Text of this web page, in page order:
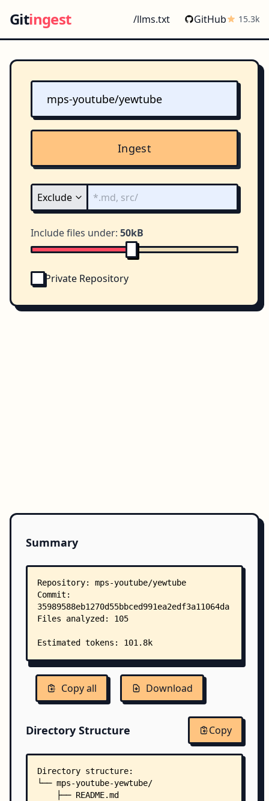
Gitingest /llms.txt GitHub 15.3k
Ingest
Include files under: 50kB
Private Repository
Summary
Copy all Download
Directory Structure Copy
Directory structure:
└── mps-youtube-yewtube/
    ├── README.md